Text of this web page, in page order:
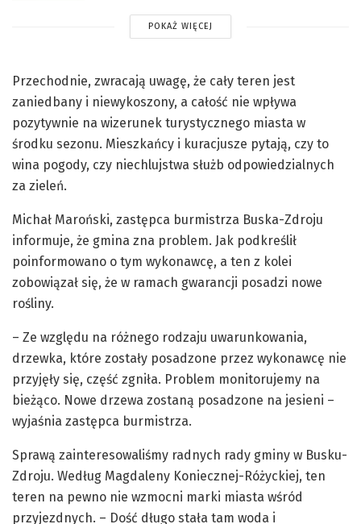
POKAŻ WIĘCEJ
Przechodnie, zwracają uwagę, że cały teren jest
zaniedbany i niewykoszony, a całość nie wpływa
pozytywnie na wizerunek turystycznego miasta w
środku sezonu. Mieszkańcy i kuracjusze pytają, czy to
wina pogody, czy niechlujstwa służb odpowiedzialnych
za zieleń.
Michał Maroński, zastępca burmistrza Buska-Zdroju
informuje, że gmina zna problem. Jak podkreślił
poinformowano o tym wykonawcę, a ten z kolei
zobowiązał się, że w ramach gwarancji posadzi nowe
rośliny.
– Ze względu na różnego rodzaju uwarunkowania,
drzewka, które zostały posadzone przez wykonawcę nie
przyjęły się, część zgniła. Problem monitorujemy na
bieżąco. Nowe drzewa zostaną posadzone na jesieni –
wyjaśnia zastępca burmistrza.
Sprawą zainteresowaliśmy radnych rady gminy w Busku-
Zdroju. Według Magdaleny Koniecznej-Różyckiej, ten
teren na pewno nie wzmocni marki miasta wśród
przyjezdnych. – Dość długo stała tam woda i